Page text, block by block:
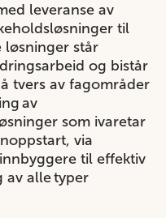
leveranse av
til
løsninger står
og bistår
tvers av fagområder
av
som ivaretar
via
til effektiv
av alle typer